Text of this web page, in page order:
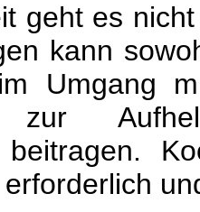
geht es
kann
Umgang
zur
beitragen.